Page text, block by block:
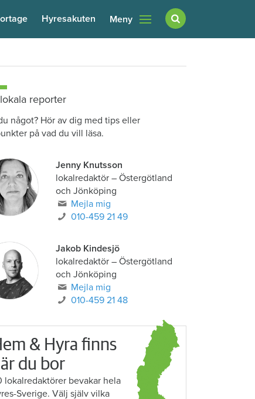
Hyresakuten Meny
reporter
något? Hör av dig med tips eller
på vad du vill läsa.
Jenny Knutsson
lokalredaktör– Östergötland
och Jönköping
Mejla mig
010-459 21 49
Jakob Kindesjö
lokalredaktör– Östergötland
och Jönköping
Mejla mig
010-459 21 48
& Hyra finns
du bor
lokalredaktörer bevakar hela
Sverige. Välj själv vilka